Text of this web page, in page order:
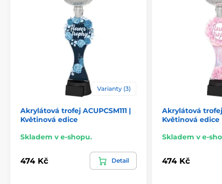
Varianty (3)
Akrylátová trofej ACUPCSM111 |
Květinová edice
Skladem v e-shopu.
474 Kč Detail
Akrylátová trofej
Květinová edice
Skladem v e-
474 Kč